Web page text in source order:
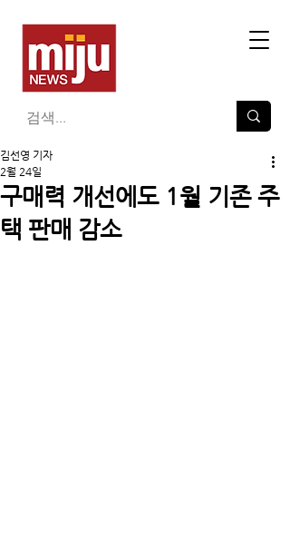
구매력 개선에도 1월 기존 주
택 판매 감소
김선영 기자
2월 24일